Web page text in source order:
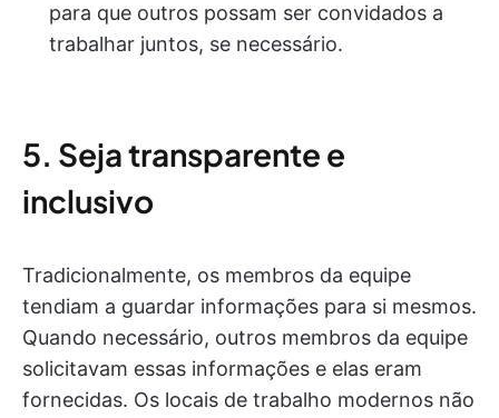
para que outros possam ser convidados a
trabalhar juntos, se necessário.
5. Seja transparente e
inclusivo
Tradicionalmente, os membros da equipe
tendiam a guardar informações para si mesmos.
Quando necessário, outros membros da equipe
solicitavam essas informações e elas eram
fornecidas. Os locais de trabalho modernos não